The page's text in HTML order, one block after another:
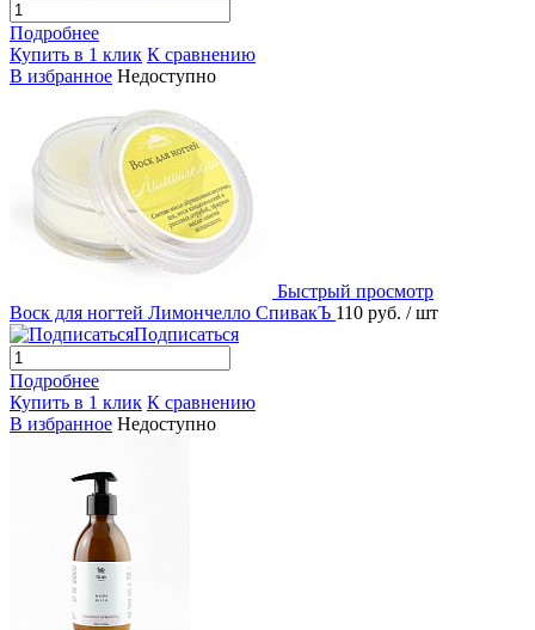
Подробнее
Купить в 1 клик К сравнению
В избранное Недоступно
Быстрый просмотр
Воск для ногтей Лимончелло СпивакЪ 110 руб. / шт
Подписаться
Подробнее
Купить в 1 клик К сравнению
В избранное Недоступно